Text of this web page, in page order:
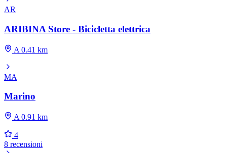
AR
ARIBINA Store - Bicicletta elettrica
A 0.41 km
MA
Marino
A 0.91 km
4
8 recensioni